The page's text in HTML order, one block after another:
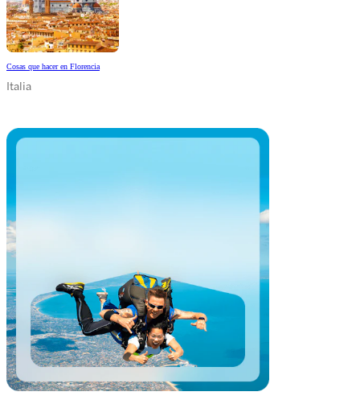
Cosas que hacer en Florencia
Italia